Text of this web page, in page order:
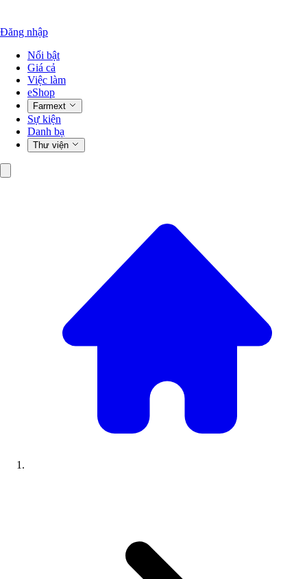
Đăng nhập
Nổi bật
Giá cả
Việc làm
eShop
Farmext
Sự kiện
Danh bạ
Thư viện